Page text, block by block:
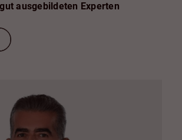
ausgebildeten Experten